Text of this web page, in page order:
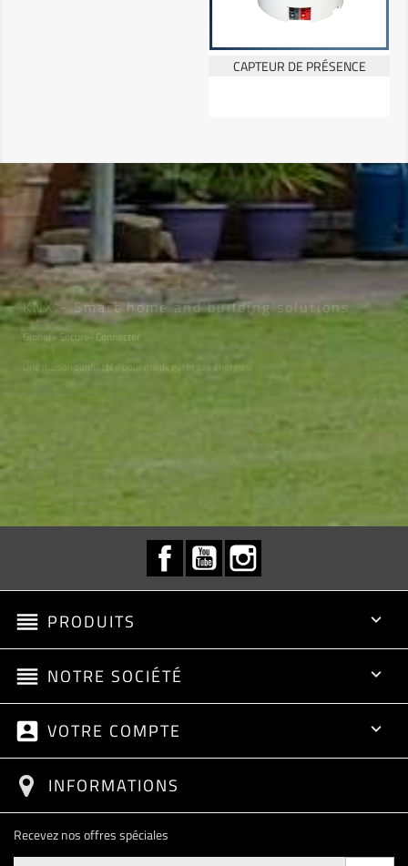
CAPTEUR DE PRÉSENCE
KNX - Smart home and building solutions
Global - Secure- Connecter
Une maison connectée pour mieux gérer ses énergies.
FacebookYouTube
reorder PRODUITS 
reorder NOTRE SOCIÉTÉ 
account_box VOTRE COMPTE 
INFORMATIONS
Recevez nos offres spéciales